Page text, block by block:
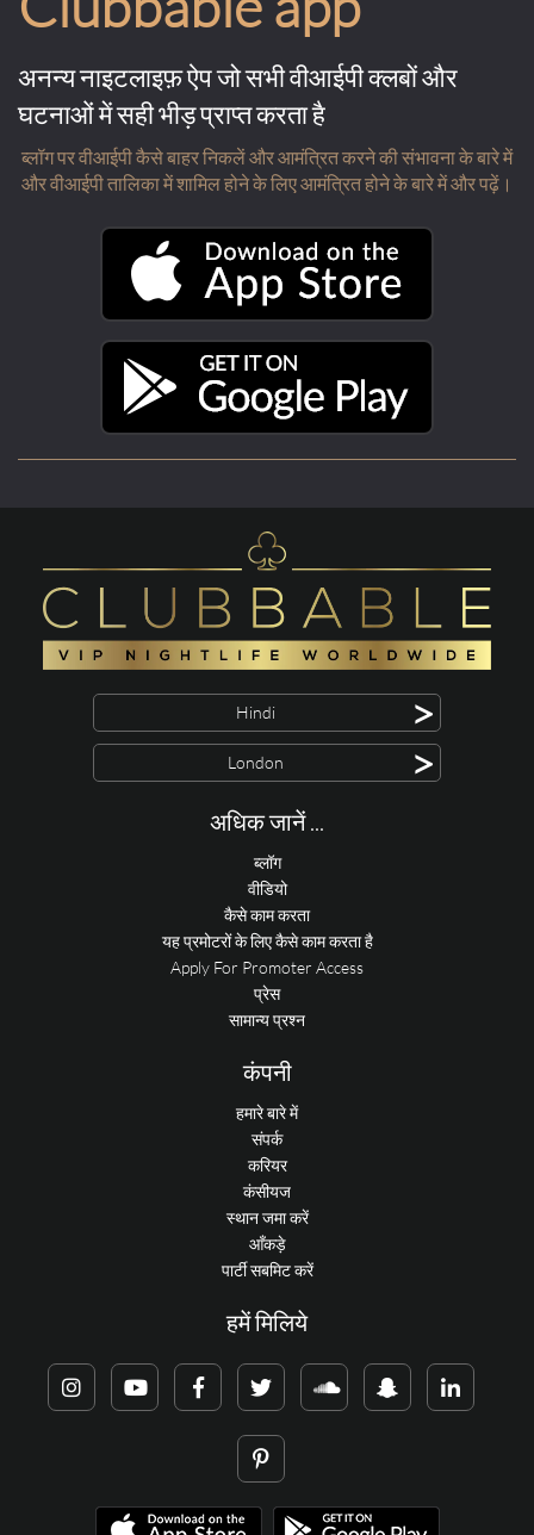
अनन्य नाइटलाइफ़ ऐप जो सभी वीआईपी क्लबों और
घटनाओं में सही भीड़ प्राप्त करता है
ब्लॉग पर वीआईपी कैसे बाहर निकलें और आमंत्रित करने की संभावना के बारे में
और वीआईपी तालिका में शामिल होने के लिए आमंत्रित होने के बारे में और पढ़ें।
Hindi >
London >
अधिक जानें ...
ब्लॉग
वीडियो
कैसे काम करता
यह प्रमोटरों के लिए कैसे काम करता है
Apply For Promoter Access
प्रेस
सामान्य प्रश्न
कंपनी
हमारे बारे में
संपर्क
करियर
कंसीयज
स्थान जमा करें
आँकड़े
पार्टी सबमिट करें
हमें मिलिये